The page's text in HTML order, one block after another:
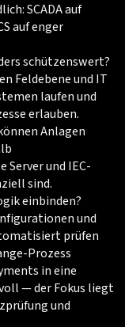
SCADA auf
auf enger
schützenswert?
Feldebene und IT
laufen und
erlauben.
Anlagen
und IEC-
sind.
einbinden?
und
prüfen
Prozess
in eine
— der Fokus liegt
und